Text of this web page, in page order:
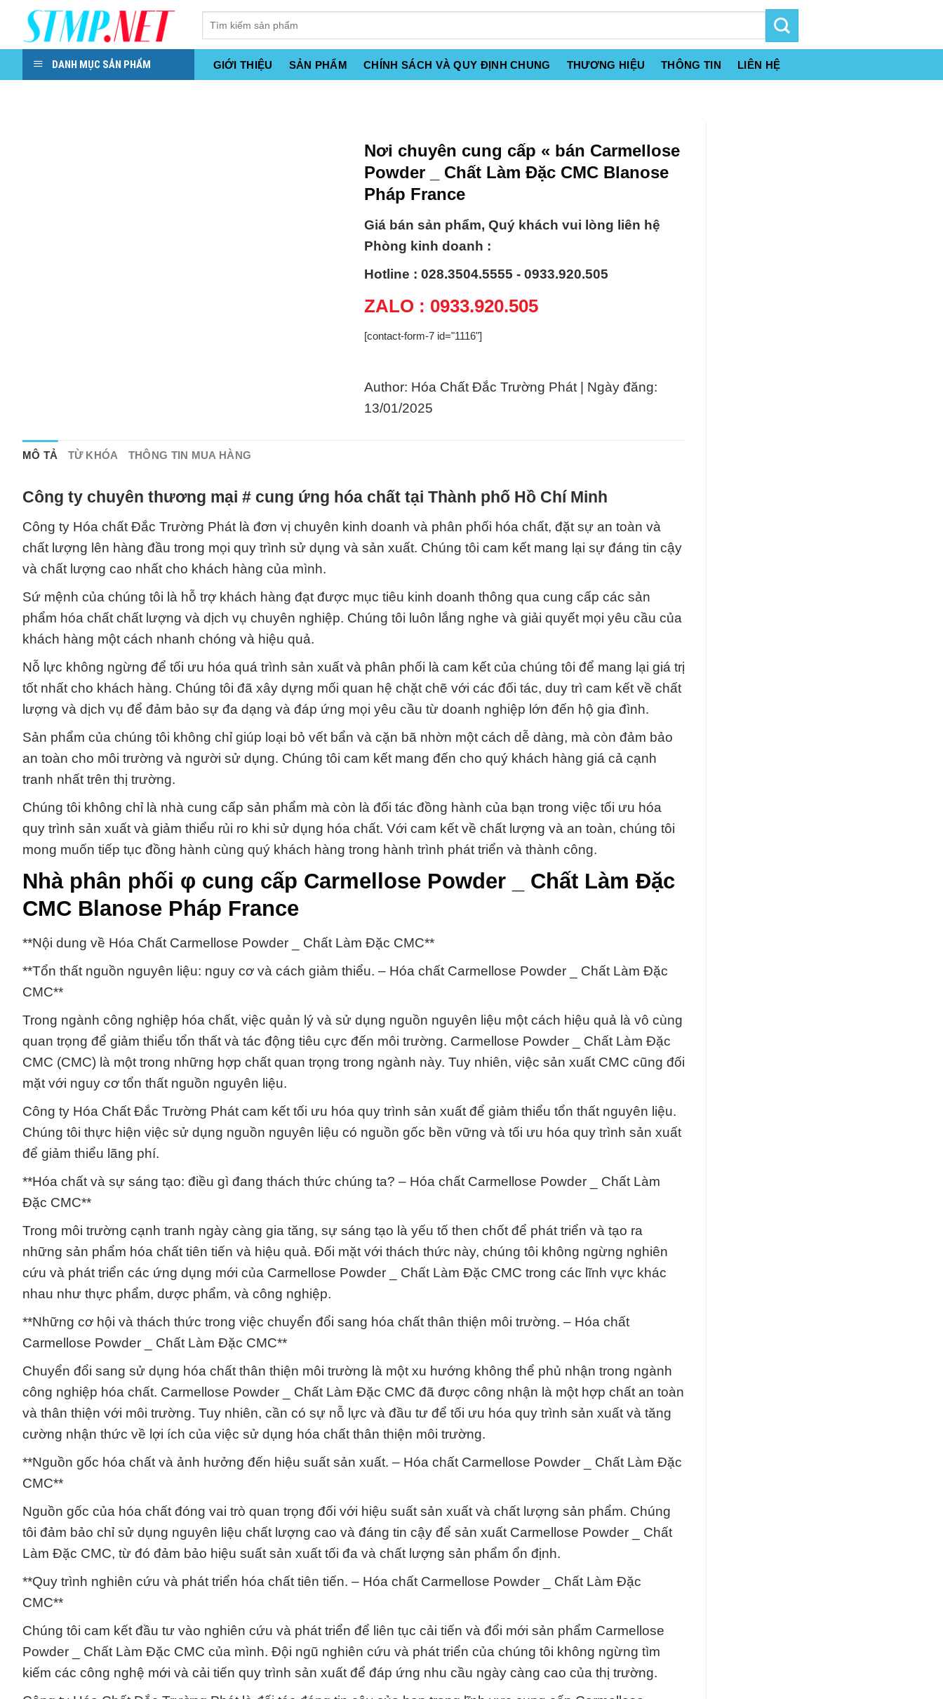
content
DANH MỤC SẢN PHẨM GIỚI THIỆU SẢN PHẨM CHÍNH SÁCH VÀ QUY ĐỊNH CHUNG THƯƠNG HIỆU THÔNG TIN LIÊN HỆ
Nơi chuyên cung cấp « bán Carmellose
Powder _ Chất Làm Đặc CMC Blanose
Pháp France
Giá bán sản phẩm, Quý khách vui lòng liên hệ
Phòng kinh doanh :
Hotline : 028.3504.5555 - 0933.920.505
ZALO : 0933.920.505
[contact-form-7 id="1116"]
Author: Hóa Chất Đắc Trường Phát | Ngày đăng:
13/01/2025
MÔ TẢ TỪ KHÓA THÔNG TIN MUA HÀNG
Công ty chuyên thương mại # cung ứng hóa chất tại Thành phố Hồ Chí Minh
Công ty Hóa chất Đắc Trường Phát là đơn vị chuyên kinh doanh và phân phối hóa chất, đặt sự an toàn và
chất lượng lên hàng đầu trong mọi quy trình sử dụng và sản xuất. Chúng tôi cam kết mang lại sự đáng tin cậy
và chất lượng cao nhất cho khách hàng của mình.
Sứ mệnh của chúng tôi là hỗ trợ khách hàng đạt được mục tiêu kinh doanh thông qua cung cấp các sản
phẩm hóa chất chất lượng và dịch vụ chuyên nghiệp. Chúng tôi luôn lắng nghe và giải quyết mọi yêu cầu của
khách hàng một cách nhanh chóng và hiệu quả.
Nỗ lực không ngừng để tối ưu hóa quá trình sản xuất và phân phối là cam kết của chúng tôi để mang lại giá trị
tốt nhất cho khách hàng. Chúng tôi đã xây dựng mối quan hệ chặt chẽ với các đối tác, duy trì cam kết về chất
lượng và dịch vụ để đảm bảo sự đa dạng và đáp ứng mọi yêu cầu từ doanh nghiệp lớn đến hộ gia đình.
Sản phẩm của chúng tôi không chỉ giúp loại bỏ vết bẩn và cặn bã nhờn một cách dễ dàng, mà còn đảm bảo
an toàn cho môi trường và người sử dụng. Chúng tôi cam kết mang đến cho quý khách hàng giá cả cạnh
tranh nhất trên thị trường.
Chúng tôi không chỉ là nhà cung cấp sản phẩm mà còn là đối tác đồng hành của bạn trong việc tối ưu hóa
quy trình sản xuất và giảm thiểu rủi ro khi sử dụng hóa chất. Với cam kết về chất lượng và an toàn, chúng tôi
mong muốn tiếp tục đồng hành cùng quý khách hàng trong hành trình phát triển và thành công.
Nhà phân phối φ cung cấp Carmellose Powder _ Chất Làm Đặc
CMC Blanose Pháp France
**Nội dung về Hóa Chất Carmellose Powder _ Chất Làm Đặc CMC**
**Tổn thất nguồn nguyên liệu: nguy cơ và cách giảm thiểu. – Hóa chất Carmellose Powder _ Chất Làm Đặc
CMC**
Trong ngành công nghiệp hóa chất, việc quản lý và sử dụng nguồn nguyên liệu một cách hiệu quả là vô cùng
quan trọng để giảm thiểu tổn thất và tác động tiêu cực đến môi trường. Carmellose Powder _ Chất Làm Đặc
CMC (CMC) là một trong những hợp chất quan trọng trong ngành này. Tuy nhiên, việc sản xuất CMC cũng đối
mặt với nguy cơ tổn thất nguồn nguyên liệu.
Công ty Hóa Chất Đắc Trường Phát cam kết tối ưu hóa quy trình sản xuất để giảm thiểu tổn thất nguyên liệu.
Chúng tôi thực hiện việc sử dụng nguồn nguyên liệu có nguồn gốc bền vững và tối ưu hóa quy trình sản xuất
để giảm thiểu lãng phí.
**Hóa chất và sự sáng tạo: điều gì đang thách thức chúng ta? – Hóa chất Carmellose Powder _ Chất Làm
Đặc CMC**
Trong môi trường cạnh tranh ngày càng gia tăng, sự sáng tạo là yếu tố then chốt để phát triển và tạo ra
những sản phẩm hóa chất tiên tiến và hiệu quả. Đối mặt với thách thức này, chúng tôi không ngừng nghiên
cứu và phát triển các ứng dụng mới của Carmellose Powder _ Chất Làm Đặc CMC trong các lĩnh vực khác
nhau như thực phẩm, dược phẩm, và công nghiệp.
**Những cơ hội và thách thức trong việc chuyển đổi sang hóa chất thân thiện môi trường. – Hóa chất
Carmellose Powder _ Chất Làm Đặc CMC**
Chuyển đổi sang sử dụng hóa chất thân thiện môi trường là một xu hướng không thể phủ nhận trong ngành
công nghiệp hóa chất. Carmellose Powder _ Chất Làm Đặc CMC đã được công nhận là một hợp chất an toàn
và thân thiện với môi trường. Tuy nhiên, cần có sự nỗ lực và đầu tư để tối ưu hóa quy trình sản xuất và tăng
cường nhận thức về lợi ích của việc sử dụng hóa chất thân thiện môi trường.
**Nguồn gốc hóa chất và ảnh hưởng đến hiệu suất sản xuất. – Hóa chất Carmellose Powder _ Chất Làm Đặc
CMC**
Nguồn gốc của hóa chất đóng vai trò quan trọng đối với hiệu suất sản xuất và chất lượng sản phẩm. Chúng
tôi đảm bảo chỉ sử dụng nguyên liệu chất lượng cao và đáng tin cậy để sản xuất Carmellose Powder _ Chất
Làm Đặc CMC, từ đó đảm bảo hiệu suất sản xuất tối đa và chất lượng sản phẩm ổn định.
**Quy trình nghiên cứu và phát triển hóa chất tiên tiến. – Hóa chất Carmellose Powder _ Chất Làm Đặc
CMC**
Chúng tôi cam kết đầu tư vào nghiên cứu và phát triển để liên tục cải tiến và đổi mới sản phẩm Carmellose
Powder _ Chất Làm Đặc CMC của mình. Đội ngũ nghiên cứu và phát triển của chúng tôi không ngừng tìm
kiếm các công nghệ mới và cải tiến quy trình sản xuất để đáp ứng nhu cầu ngày càng cao của thị trường.